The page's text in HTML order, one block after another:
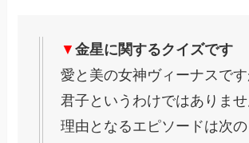
▼金星に関するクイズです
愛と美の女神ヴィーナスで
君子というわけではありま
理由となるエピソードは次